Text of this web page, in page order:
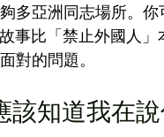
多亞洲同志場所。
事比「禁止外國人
對的問題。
該知道我在